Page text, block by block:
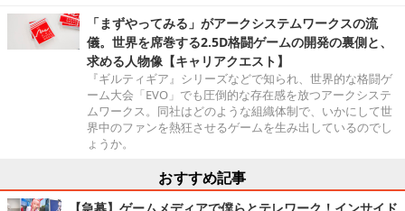
「まずやってみる」がアークシステムワークスの流
儀。世界を席巻する2.5D格闘ゲームの開発の裏側と、
求める人物像【キャリアクエスト】
『ギルティギア』シリーズなどで知られ、世界的な格闘ゲ
ーム大会「EVO」でも圧倒的な存在感を放つアークシステ
ムワークス。同社はどのような組織体制で、いかにして世
界中のファンを熱狂させるゲームを生み出しているのでし
ょうか。
おすすめ記事